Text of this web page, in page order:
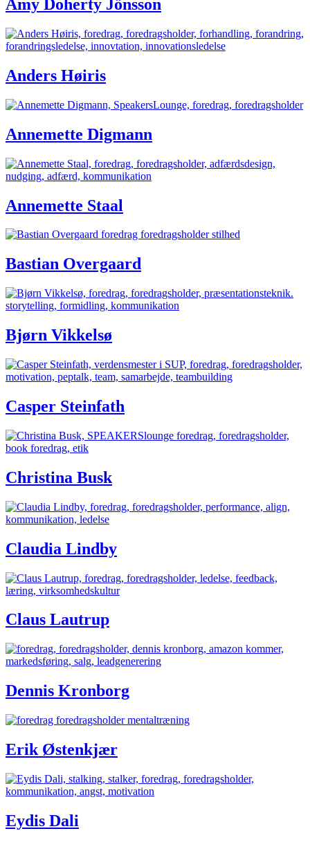
Amy Doherty Jönsson
Anders Høiris
Annemette Digmann
Annemette Staal
Bastian Overgaard
Bjørn Vikkelsø
Casper Steinfath
Christina Busk
Claudia Lindby
Claus Lautrup
Dennis Kronborg
Erik Østenkjær
Eydis Dali